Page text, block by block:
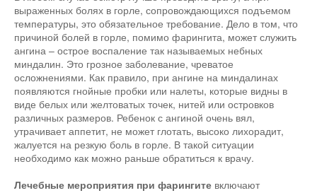
выраженных болях в горле, сопровождающихся подъемом
температуры, это обязательное требование. Дело в том, что
причиной болей в горле, помимо фарингита, может служить
ангина – острое воспаление так называемых небных
миндалин. Это грозное заболевание, чреватое
осложнениями. Как правило, при ангине на миндалинах
появляются гнойные пробки или налеты, которые видны в
виде белых или желтоватых точек, нитей или островков
различных размеров. Ребенок с ангиной очень вял,
утрачивает аппетит, не может глотать, высоко лихорадит,
жалуется на резкую боль в горле. В такой ситуации
необходимо как можно раньше обратиться к врачу.
Лечебные мероприятия при фарингите включают